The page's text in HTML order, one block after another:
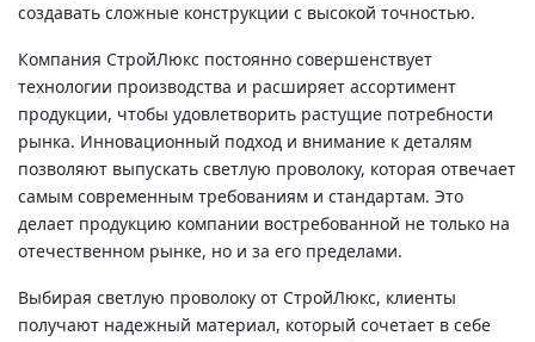
создавать сложные конструкции с высокой точностью.
Компания СтройЛюкс постоянно совершенствует
технологии производства и расширяет ассортимент
продукции, чтобы удовлетворить растущие потребности
рынка. Инновационный подход и внимание к деталям
позволяют выпускать светлую проволоку, которая отвечает
самым современным требованиям и стандартам. Это
делает продукцию компании востребованной не только на
отечественном рынке, но и за его пределами.
Выбирая светлую проволоку от СтройЛюкс, клиенты
получают надежный материал, который сочетает в себе